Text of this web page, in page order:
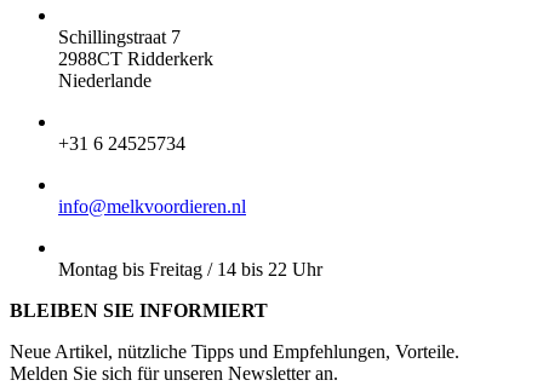
Schillingstraat 7
2988CT Ridderkerk
Niederlande
+31 6 24525734
info@melkvoordieren.nl
Montag bis Freitag / 14 bis 22 Uhr
BLEIBEN SIE INFORMIERT
Neue Artikel, nützliche Tipps und Empfehlungen, Vorteile.
Melden Sie sich für unseren Newsletter an.